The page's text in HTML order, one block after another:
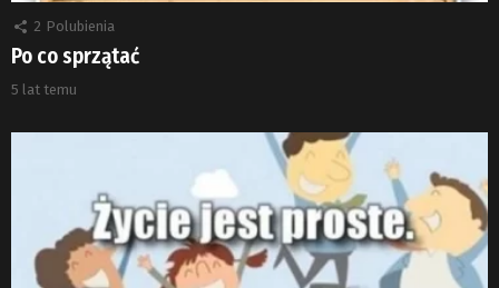
2 Polubienia
Po co sprzątać
5 lat temu